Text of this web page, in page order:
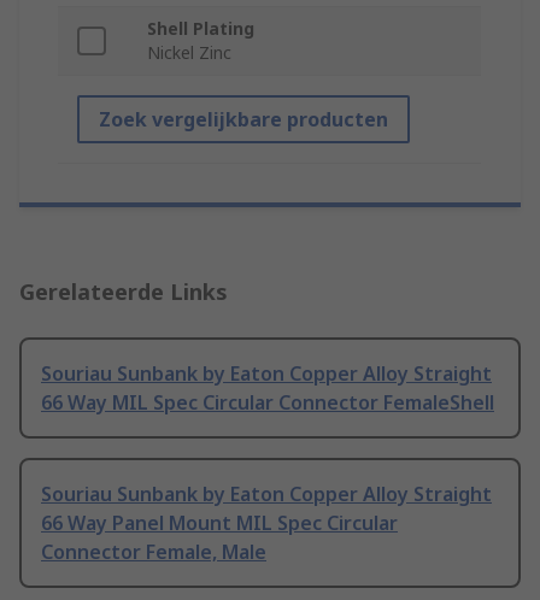
Shell Plating
Nickel Zinc
Zoek vergelijkbare producten
Gerelateerde Links
Souriau Sunbank by Eaton Copper Alloy Straight
66 Way MIL Spec Circular Connector FemaleShell
Souriau Sunbank by Eaton Copper Alloy Straight
66 Way Panel Mount MIL Spec Circular
Connector Female, Male